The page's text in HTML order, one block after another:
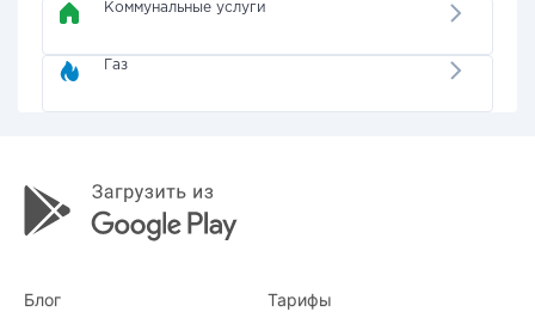
Коммунальные услуги
Газ
Блог Тарифы